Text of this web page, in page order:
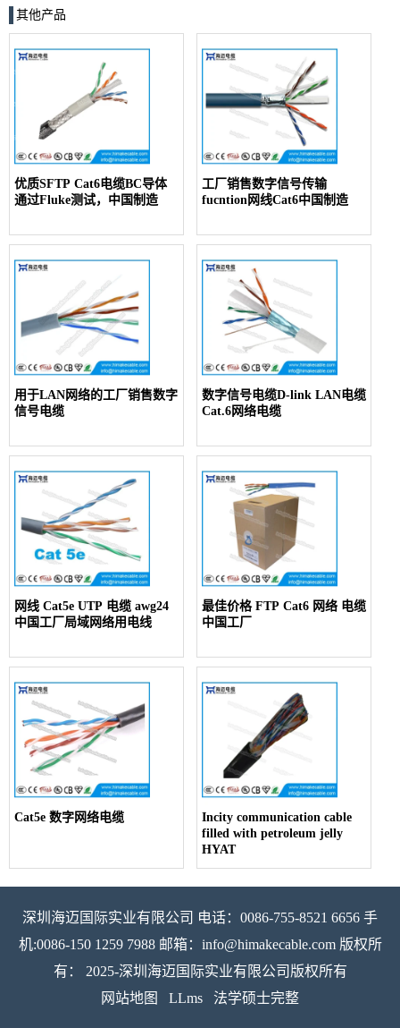
其他产品
优质SFTP Cat6电缆BC导体
通过Fluke测试，中国制造
工厂销售数字信号传输
fucntion网线Cat6中国制造
用于LAN网络的工厂销售数字
信号电缆
数字信号电缆D-link LAN电缆
Cat.6网络电缆
网线 Cat5e UTP 电缆 awg24
中国工厂局域网络用电线
最佳价格 FTP Cat6 网络 电缆
中国工厂
Cat5e 数字网络电缆
Incity communication cable
filled with petroleum jelly
HYAT
深圳海迈国际实业有限公司 电话：0086-755-8521 6656 手
机:0086-150 1259 7988 邮箱：info@himakecable.com 版权所
有： 2025-深圳海迈国际实业有限公司版权所有
网站地图
LLms 法学硕士完整